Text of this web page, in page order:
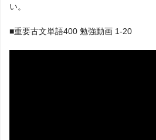
い。
■重要古文単語400 勉強動画 1-20